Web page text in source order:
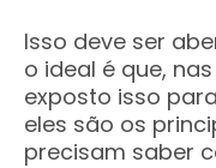
Isso deve ser
o ideal é que,
exposto isso
eles são os
precisam saber